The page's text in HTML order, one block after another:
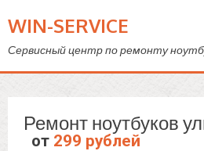
WIN-SERVICE
Сервисный центр по ремонту
Ремонт ноутбуков
от 299 рублей